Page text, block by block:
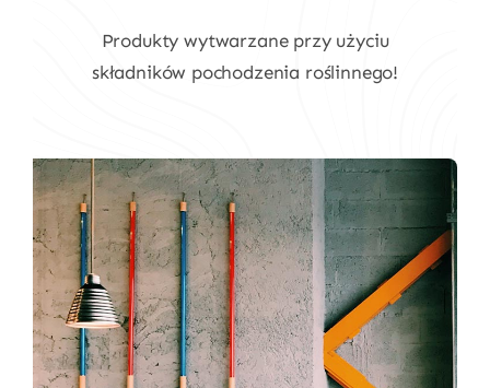
Produkty wytwarzane przy użyciu
składników pochodzenia roślinnego!